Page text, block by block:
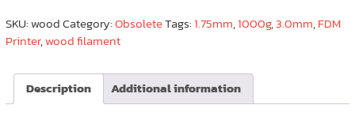
/
3.0mm
SKU:woodCategory:ObsoleteTags:1.75mm,1000g,3.0mm,FDM
Printer,wood filament
Description Additional information